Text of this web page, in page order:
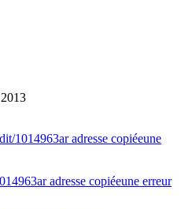
1014963aradresse copiéeune
adresse copiéeune erreur